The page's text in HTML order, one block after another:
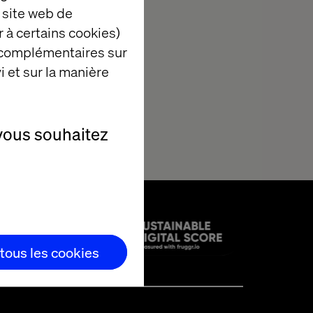
web de
certains cookies)
sur
et sur la manière
souhaitez
les cookies